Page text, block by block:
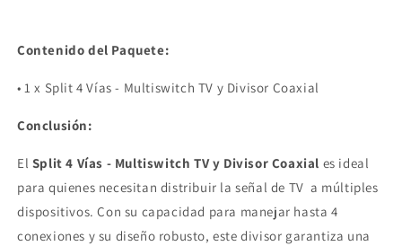
Contenido del Paquete:
• 1 x Split 4 Vías - Multiswitch TV y Divisor Coaxial
Conclusión:
El Split 4 Vías - Multiswitch TV y Divisor Coaxial es ideal
para quienes necesitan distribuir la señal de TV a múltiples
dispositivos. Con su capacidad para manejar hasta 4
conexiones y su diseño robusto, este divisor garantiza una